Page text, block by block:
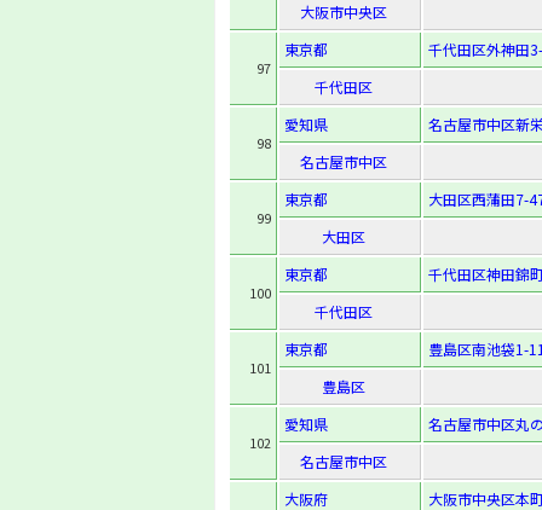
大阪市中央区
97
東京都
千代田区外神田
千代田区
98
愛知県
名古屋市中区新
名古屋市中区
99
東京都
大田区西蒲田7-
大田区
100
東京都
千代田区神田錦
千代田区
101
東京都
豊島区南池袋1-
豊島区
102
愛知県
名古屋市中区丸
名古屋市中区
大阪府
大阪市中央区本